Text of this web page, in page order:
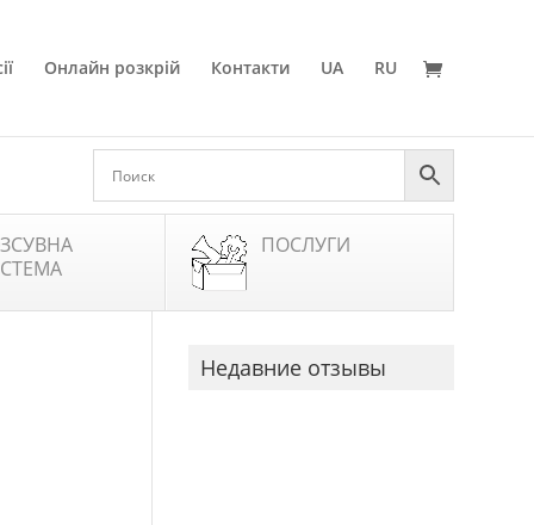
Онлайн розкрій Контакти UA RU
ПОСЛУГИ
Недавние отзывы